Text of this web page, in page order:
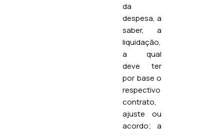
da
despesa, a
saber, a
liquidação,
a qual
deve ter
por base o
respectivo
contrato,
ajuste ou
acordo; a